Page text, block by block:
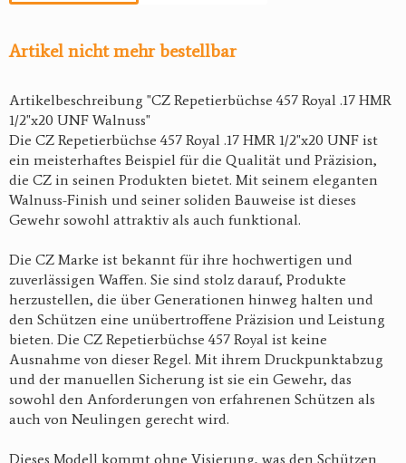
Artikel nicht mehr bestellbar
Artikelbeschreibung "CZ Repetierbüchse 457 Royal .17 HMR
1/2"x20 UNF Walnuss"
Die CZ Repetierbüchse 457 Royal .17 HMR 1/2"x20 UNF ist
ein meisterhaftes Beispiel für die Qualität und Präzision,
die CZ in seinen Produkten bietet. Mit seinem eleganten
Walnuss-Finish und seiner soliden Bauweise ist dieses
Gewehr sowohl attraktiv als auch funktional.
Die CZ Marke ist bekannt für ihre hochwertigen und
zuverlässigen Waffen. Sie sind stolz darauf, Produkte
herzustellen, die über Generationen hinweg halten und
den Schützen eine unübertroffene Präzision und Leistung
bieten. Die CZ Repetierbüchse 457 Royal ist keine
Ausnahme von dieser Regel. Mit ihrem Druckpunktabzug
und der manuellen Sicherung ist sie ein Gewehr, das
sowohl den Anforderungen von erfahrenen Schützen als
auch von Neulingen gerecht wird.
Dieses Modell kommt ohne Visierung, was den Schützen